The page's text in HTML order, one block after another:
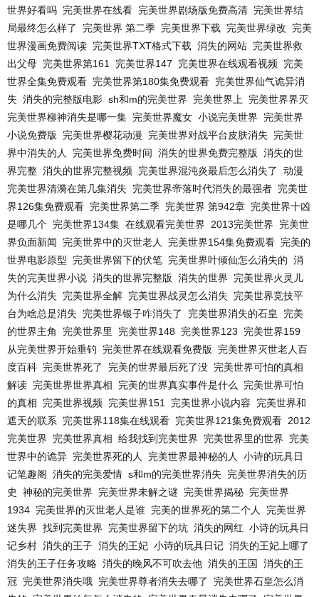
世界好看吗 完美世界在线看 完美世界剧场版免费高清 完美世界结
局最终怎么样了
完美世界 第二季 完美世界下载 完美世界绿改
完美
世界漫画免费阅读 完美世界TXT格式下载 消失的网站 完美世界救
出父母 完美世界第161 完美世界147 完美世界在线观看视频 完美
世界全集免费观看 完美世界第180集免费观看 完美世界仙气诡异消
失 消失的完整版电影 sh和m的完美世界 完美世界上
完美世界界灭
完美世界柳神消失是哪一集 完美世界魔女 小说完美世界
完美世界
小说免费版
完美世界樱花动漫 完美世界对战平台皮肤消失
完美世
界中消失的人
完美世界免费时间 消失的世界免费完整版 消失的世
界完整 消失的世界完整视频 完美世界混沌炎最后怎么消失了
动漫
完美世界清漪在第几集消失
完美世界帝落时代消失的最强者 完美世
界126集免费观看 完美世界第二季 完美世界 第942章 完美世界十凶
是哪几个 完美世界134集 在线观看完美世界 2013完美世界
完美世
界负面新闻
完美世界中的灭世老人 完美世界154集免费观看 完美的
世界电影原型
完美世界留下的伏笔 完美世界叶倾仙怎么消失的 消
失的完美世界小说 消失的世界完整版 消失的世界
完美世界火灵儿
为什么消失
完美世界全解 完美世界战灵怎么消失
完美世界竞技平
台为啥总是消失
完美世界银子咋消失了 完美世界消失的石皇
完美
的世界主角
完美世界里 完美世界148 完美世界123
完美世界159
从完美世界开始垂钓
完美世界在线观看免费版
完美世界灭世老人百
度百科 完美世界死了 完美的世界最后死了没 完美世界可怕的真相
解读 完美世界世界真相 完美的世界真实事件是什么
完美世界可怕
的真相
完美世界视频 完美世界151 完美世界小说内容
完美世界和
遮天的联系
完美世界118集在线观看 完美世界121集免费观看 2012
完美世界
完美世界真相 给我找到完美世界 完美世界里的世界
完美
世界中的诡异 完美世界死的人 完美世界最神秘的人
小诗的玩具日
记笔趣阁 消失的完美爱情 s和m的完美世界消失
完美世界消失的历
史
神秘的完美世界 完美世界未解之谜 完美世界揭秘 完美世界
1934 完美世界的灭世老人是谁 完美的世界死的第二个人
完美世界
迷失界 找到完美世界 完美世界留下的坑 消失的网红 小诗的玩具日
记乡村 消失的王子 消失的王妃 小诗的玩具日记 消失的王妃上哪了
消失的王子任务攻略 消失的晚风不可吹去他 消失的王国
消失的王
冠 完美世界消失哦 完美世界尊者消失去哪了
完美世界石皇怎么消